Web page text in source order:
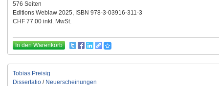
576 Seiten
Editions Weblaw 2025, ISBN 978-3-03916-311-3
CHF 77.00 inkl. MwSt.
In den Warenkorb
Tobias Preisig
Dissertatio / Neuerscheinungen